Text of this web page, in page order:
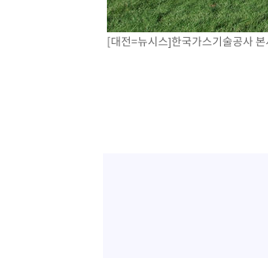
[대전=뉴시스]한국가스기술공사